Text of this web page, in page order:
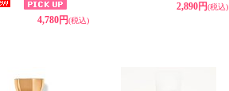
4,780円(税込)
2,890円(税込)